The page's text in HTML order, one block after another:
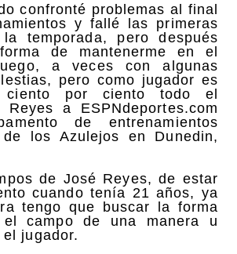
confronté problemas al final
y fallé las primeras
temporada, pero después
de mantenerme en el
a veces con algunas
pero como jugador es
por ciento todo el
a ESPNdeportes.com
de entrenamientos
de los Azulejos en Dunedin,
de José Reyes, de estar
cuando tenía 21 años, ya
tengo que buscar la forma
campo de una manera u
jugador.